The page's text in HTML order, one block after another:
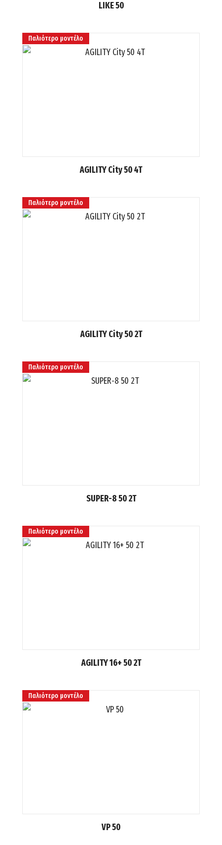
LIKE 50
Παλιότερο μοντέλο
AGILITY City 50 4T
Παλιότερο μοντέλο
AGILITY City 50 2T
Παλιότερο μοντέλο
SUPER-8 50 2T
Παλιότερο μοντέλο
AGILITY 16+ 50 2T
Παλιότερο μοντέλο
VP 50